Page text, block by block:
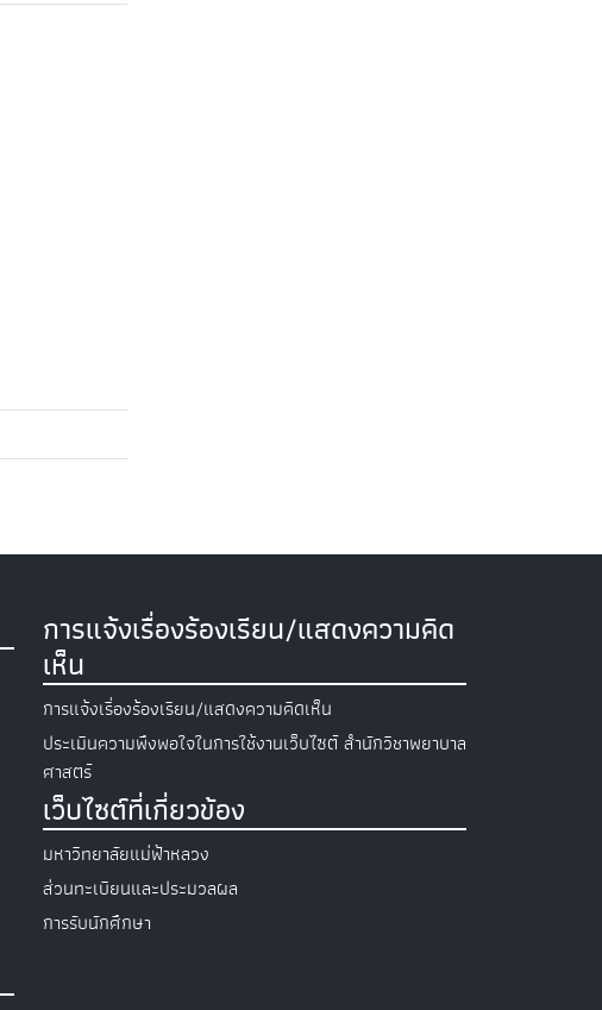
การแจ้งเรื่องร้องเรียน/แสดงความคิด
เห็น
การแจ้งเรื่องร้องเรียน/แสดงความคิดเห็น
ประเมินความพึงพอใจในการใช้งานเว็บไซต์ สำนักวิชาพยาบาล
ศาสตร์
เว็บไซต์ที่เกี่ยวข้อง
มหาวิทยาลัยแม่ฟ้าหลวง
ส่วนทะเบียนและประมวลผล
การรับนักศึกษา